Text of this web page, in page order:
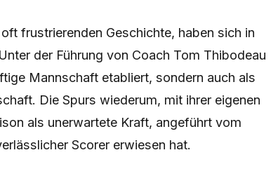
frustrierenden Geschichte, haben sich in
der Führung von Coach Tom Thibodeau
Mannschaft etabliert, sondern auch als
Die Spurs wiederum, mit ihrer eigenen
als unerwartete Kraft, angeführt vom
Scorer erwiesen hat.